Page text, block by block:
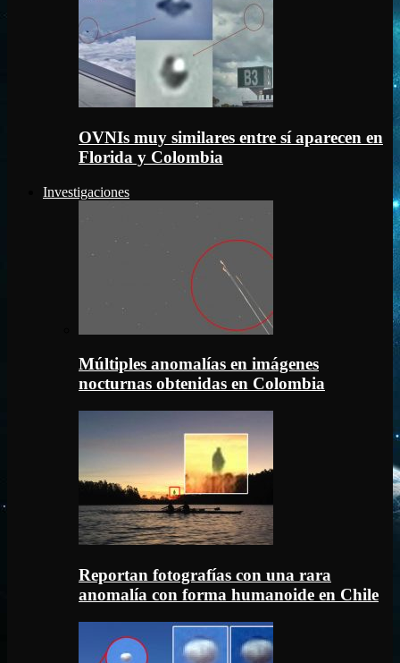
OVNIs muy similares entre sí aparecen en
Florida y Colombia
Investigaciones
Múltiples anomalías en imágenes
nocturnas obtenidas en Colombia
Reportan fotografías con una rara
anomalía con forma humanoide en Chile